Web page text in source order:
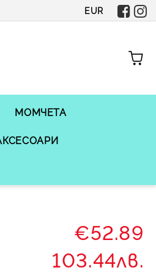
EUR
МОМЧЕТА
€52.89
103.44лв.